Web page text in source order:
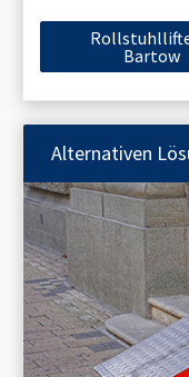
Bartow
Alternativen